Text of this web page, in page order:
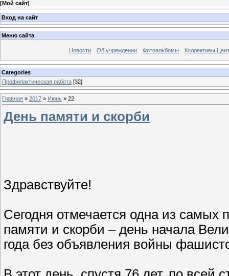
[Мой сайт]
Вход на сайт
Меню сайта
Новости Об учреждении Фотоальбомы Коллективы
Categories
Профилактическая работа [32]
Главная » 2017 » Июнь » 22
День памяти и скорби
Здравствуйте!
Сегодня отмечается одна из самых
памяти и скорби – день начала
года без объявления войны